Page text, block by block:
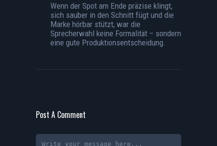
Wenn der Spot am Ende präzise klingt,
sich sauber in den Schnitt fügt und die
Marke hörbar stützt, war die
Sprecherwahl keine Formalität – sondern
eine gute Produktionsentscheidung.
Post A Comment